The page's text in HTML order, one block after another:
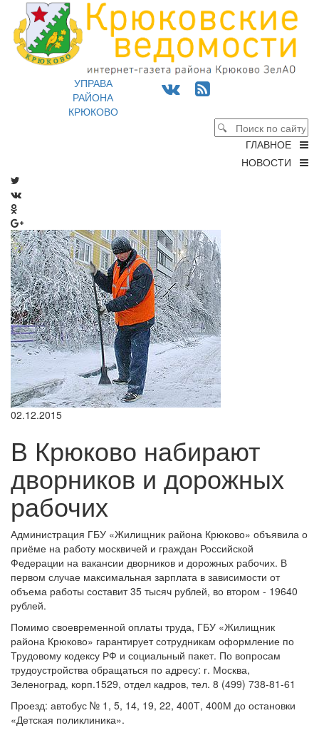
УПРАВА
РАЙОНА
КРЮКОВО
ГЛАВНОЕ
НОВОСТИ
02.12.2015
В Крюково набирают
дворников и дорожных
рабочих
Администрация ГБУ «Жилищник района Крюково» объявила о
приёме на работу москвичей и граждан Российской
Федерации на вакансии дворников и дорожных рабочих. В
первом случае максимальная зарплата в зависимости от
объема работы составит 35 тысяч рублей, во втором - 19640
рублей.
Помимо своевременной оплаты труда, ГБУ «Жилищник
района Крюково» гарантирует сотрудникам оформление по
Трудовому кодексу РФ и социальный пакет. По вопросам
трудоустройства обращаться по адресу: г. Москва,
Зеленоград, корп.1529, отдел кадров, тел. 8 (499) 738-81-61
Проезд: автобус № 1, 5, 14, 19, 22, 400Т, 400М до остановки
«Детская поликлиника».